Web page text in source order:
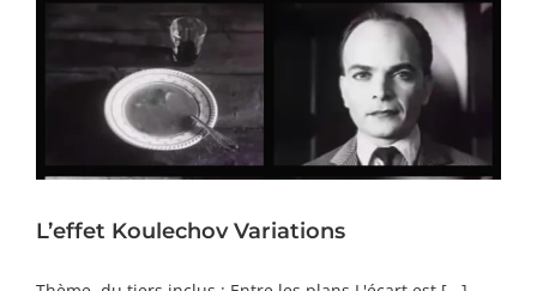
L’effet Koulechov Variations